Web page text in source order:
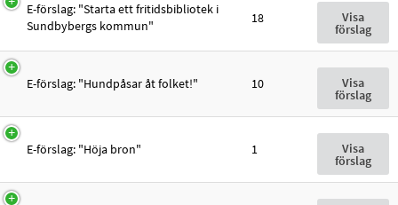
E-förslag: "Starta ett fritidsbibliotek i
Sundbybergs kommun"
18 Visa
förslag
E-förslag: "Hundpåsar åt folket!" 10 Visa
förslag
E-förslag: "Höja bron" 1 Visa
förslag